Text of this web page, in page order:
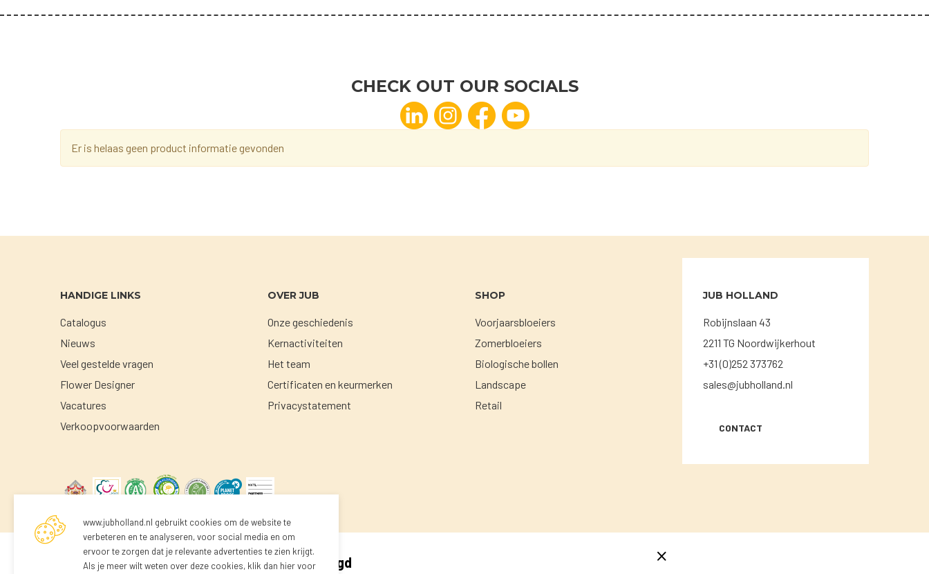
CHECK OUT OUR SOCIALS
Er is helaas geen product informatie gevonden
HANDIGE LINKS
Catalogus
Nieuws
Veel gestelde vragen
Flower Designer
Vacatures
Verkoopvoorwaarden
OVER JUB
Onze geschiedenis
Kernactiviteiten
Het team
Certificaten en keurmerken
Privacystatement
SHOP
Voorjaarsbloeiers
Zomerbloeiers
Biologische bollen
Landscape
Retail
JUB HOLLAND
Robijnslaan 43
2211 TG Noordwijkerhout
+31 (0)252 373762
sales@jubholland.nl
CONTACT
Niet ingelogd
www.jubholland.nl gebruikt cookies om de website te
verbeteren en te analyseren, voor social media en om
ervoor te zorgen dat je relevante advertenties te zien krijgt.
Als je meer wilt weten over deze cookies, klik dan hier voor